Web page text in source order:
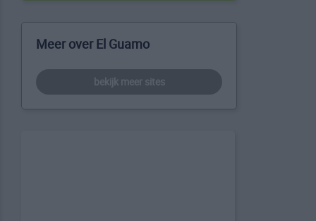
Meer over El Guamo
bekijk meer sites